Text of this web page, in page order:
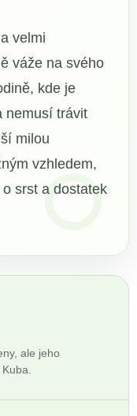
velmi
váže na svého
kde je
nemusí trávit
milou
vzhledem,
srst a dostatek
ale jeho